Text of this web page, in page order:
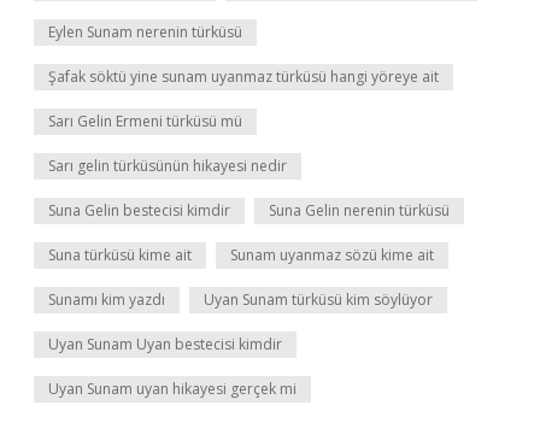
Eylen Sunam nerenin türküsü
Şafak söktü yine sunam uyanmaz türküsü hangi yöreye ait
Sarı Gelin Ermeni türküsü mü
Sarı gelin türküsünün hikayesi nedir
Suna Gelin bestecisi kimdir Suna Gelin nerenin türküsü
Suna türküsü kime ait Sunam uyanmaz sözü kime ait
Sunamı kim yazdı Uyan Sunam türküsü kim söylüyor
Uyan Sunam Uyan bestecisi kimdir
Uyan Sunam uyan hikayesi gerçek mi